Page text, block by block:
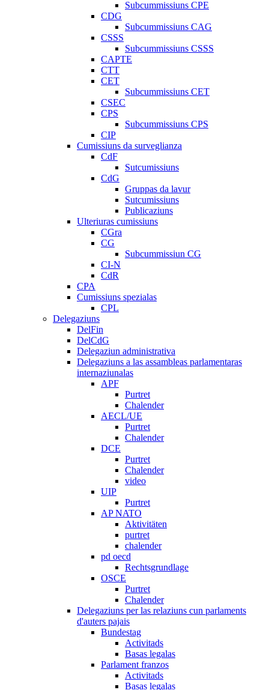
Subcummissiuns CPE
CDG
Subcummissiuns CAG
CSSS
Subcummissiuns CSSS
CAPTE
CTT
CET
Subcummissiuns CET
CSEC
CPS
Subcummissiuns CPS
CIP
Cumissiuns da surveglianza
CdF
Sutcumissiuns
CdG
Gruppas da lavur
Sutcumissiuns
Publicaziuns
Ulteriuras cumissiuns
CGra
CG
Subcummissiun CG
CI-N
CdR
CPA
Cumissiuns spezialas
CPL
Delegaziuns
DelFin
DelCdG
Delegaziun administrativa
Delegaziuns a las assambleas parlamentaras
internaziunalas
APF
Purtret
Chalender
AECL/UE
Purtret
Chalender
DCE
Purtret
Chalender
video
UIP
Purtret
AP NATO
Aktivitäten
purtret
chalender
pd oecd
Rechtsgrundlage
OSCE
Purtret
Chalender
Delegaziuns per las relaziuns cun parlaments
d'auters pajais
Bundestag
Activitads
Basas legalas
Parlament franzos
Activitads
Basas legalas